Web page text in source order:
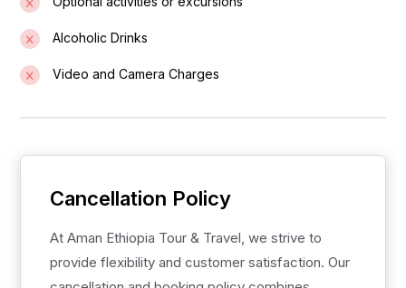
Alcoholic Drinks
Video and Camera Charges
Cancellation Policy
At Aman Ethiopia Tour & Travel, we strive to
provide flexibility and customer satisfaction. Our